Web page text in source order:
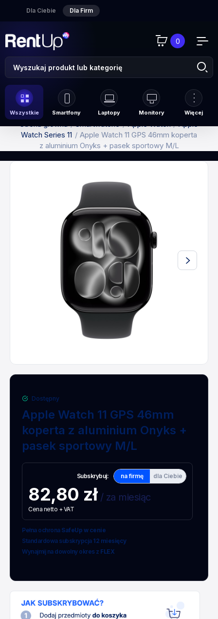
Dla Ciebie Dla Firm
0
Wszystkie Smartfony Laptopy Monitory Więcej
Strona główna Smartwatche Apple Watch
Apple
Watch Series 11
Apple Watch 11 GPS 46mm koperta
z aluminium Onyks + pasek sportowy M/L
Dostępny
Apple Watch 11 GPS 46mm
koperta z aluminium Onyks +
pasek sportowy M/L
Subskrybuj: na firmę dla Ciebie
82,80 zł/ za miesiąc
Cena netto + VAT
Pełna ochrona SafeUp w cenie
Standardowa subskrypcja 12 miesięcy
Wynajmij na dowolny okres z FLEX